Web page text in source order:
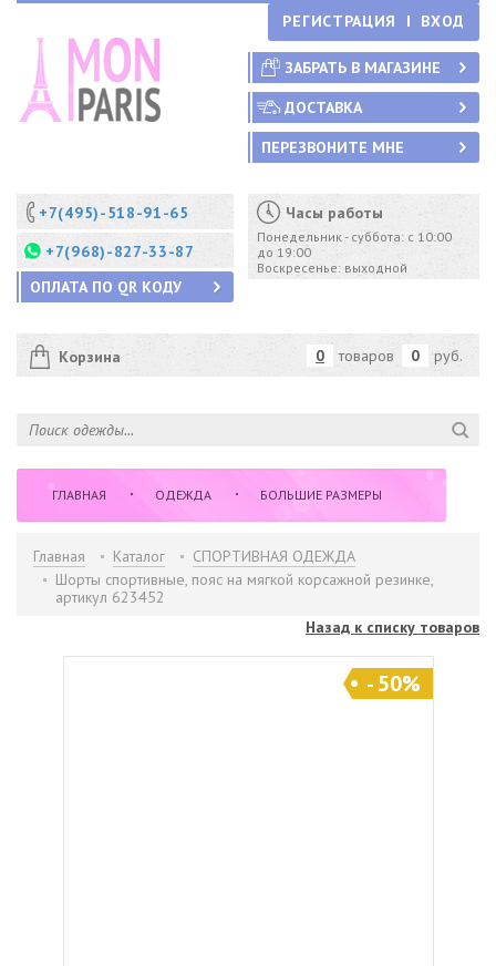
РЕГИСТРАЦИЯ ВХОД
ЗАБРАТЬ В МАГАЗИНЕ
ДОСТАВКА
ПЕРЕЗВОНИТЕ МНЕ
+7(495)-518-91-65
+7(968)-827-33-87
ОПЛАТА ПО QR КОДУ
Часы работы
Понедельник - суббота: с 10:00
до 19:00
Воскресенье: выходной
Корзина 0 товаров 0 руб.
ГЛАВНАЯ ОДЕЖДА БОЛЬШИЕ РАЗМЕРЫ
РАСПРОДАЖА БРЕНДЫ
ИНФОРМАЦИЯ
Главная Каталог
СПОРТИВНАЯ ОДЕЖДА
Шорты спортивные, пояс на мягкой корсажной резинке,
артикул 623452
Назад к списку товаров
- 50%